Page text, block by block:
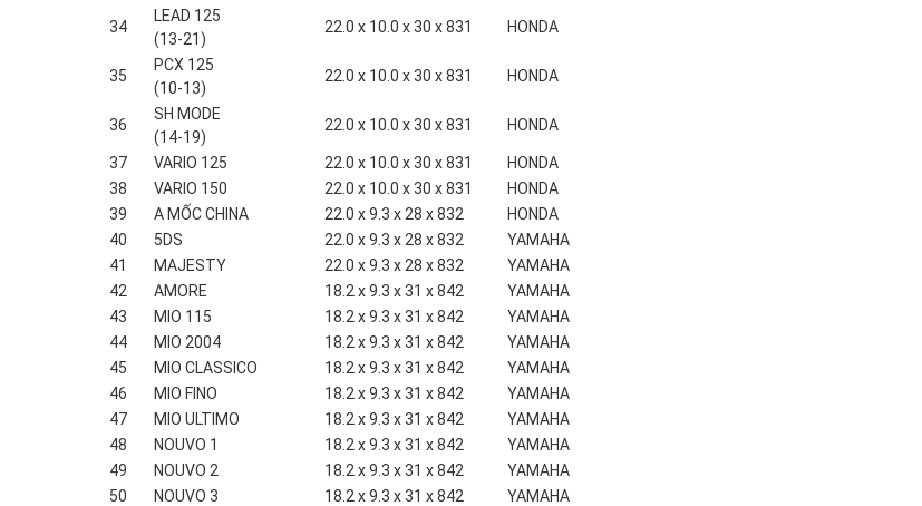
34
LEAD 125
(13-21)
22.0 x 10.0 x 30 x 831 HONDA
35
PCX 125
(10-13)
22.0 x 10.0 x 30 x 831 HONDA
36
SH MODE
(14-19)
22.0 x 10.0 x 30 x 831 HONDA
37 VARIO 125 22.0 x 10.0 x 30 x 831
HONDA
38
VARIO 150 22.0 x 10.0 x 30 x 831
HONDA
39
A MỐC CHINA 22.0 x 9.3 x 28 x 832
HONDA
40
5DS 22.0 x 9.3 x 28 x 832
YAMAHA
41
MAJESTY 22.0 x 9.3 x 28 x 832
YAMAHA
42
AMORE 18.2 x 9.3 x 31 x 842
YAMAHA
43
MIO 115 18.2 x 9.3 x 31 x 842
YAMAHA
44
MIO 2004 18.2 x 9.3 x 31 x 842
YAMAHA
45
MIO CLASSICO 18.2 x 9.3 x 31 x 842
YAMAHA
46
MIO FINO 18.2 x 9.3 x 31 x 842
YAMAHA
47
MIO ULTIMO 18.2 x 9.3 x 31 x 842
YAMAHA
48
NOUVO 1 18.2 x 9.3 x 31 x 842
YAMAHA
49
NOUVO 2 18.2 x 9.3 x 31 x 842
YAMAHA
50
NOUVO 3 18.2 x 9.3 x 31 x 842
YAMAHA